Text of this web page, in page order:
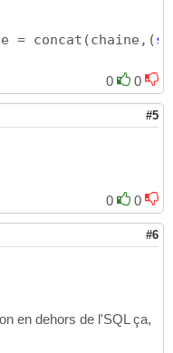
= concat (chaine, (
0 0
#5
0
0
#6
en dehors de l'SQL ça,